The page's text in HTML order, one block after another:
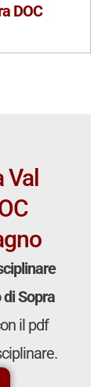
DOC
di Sopra
il pdf